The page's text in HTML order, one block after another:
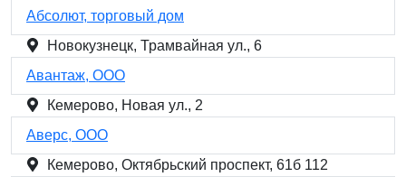
Абсолют, торговый дом
Новокузнецк, Трамвайная ул., 6
Авантаж, ООО
Кемерово, Новая ул., 2
Аверс, ООО
Кемерово, Октябрьский проспект, 61б 112